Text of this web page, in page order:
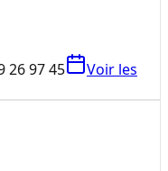
26 97 45
Voir les